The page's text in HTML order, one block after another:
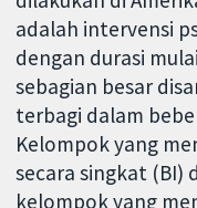
adalah intervensi
dengan durasi
sebagian besar
terbagi dalam
Kelompok yang
secara singkat (BI)
kelompok yang